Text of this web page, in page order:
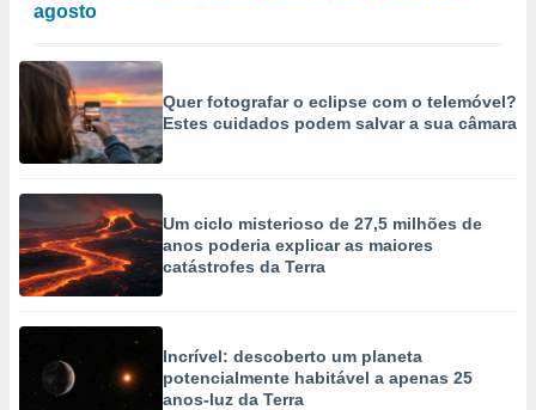
estudos
de
agosto
Quer fotografar o eclipse com o telemóvel?
Estes cuidados podem salvar a sua câmara
Um ciclo misterioso de 27,5 milhões de
anos poderia explicar as maiores
catástrofes da Terra
Incrível: descoberto um planeta
potencialmente habitável a apenas 25
anos-luz da Terra